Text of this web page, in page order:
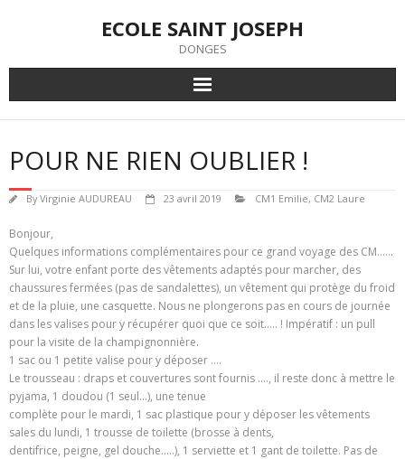
ECOLE SAINT JOSEPH
DONGES
POUR NE RIEN OUBLIER !
ByVirginie AUDUREAU 23 avril 2019 CM1 Emilie, CM2 Laure
Bonjour,
Quelques informations complémentaires pour ce grand voyage des CM……
Sur lui, votre enfant porte des vêtements adaptés pour marcher, des
chaussures fermées (pas de sandalettes), un vêtement qui protège du froid
et de la pluie, une casquette. Nous ne plongerons pas en cours de journée
dans les valises pour y récupérer quoi que ce soit….. ! Impératif : un pull
pour la visite de la champignonnière.
1 sac ou 1 petite valise pour y déposer ….
Le trousseau : draps et couvertures sont fournis …., il reste donc à mettre le
pyjama, 1 doudou (1 seul…), une tenue
complète pour le mardi, 1 sac plastique pour y déposer les vêtements
sales du lundi, 1 trousse de toilette (brosse à dents,
dentifrice, peigne, gel douche…..), 1 serviette et 1 gant de toilette. Pas de